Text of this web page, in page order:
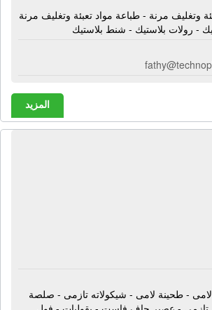
وتغليف مرنة - طباعة مواد تعبئة وتغليف مرنة
- رولات بلاستيك - شنط بلاستيك
المزيد
لامى - طحينة لامى - شيكولاته تازمى - صلصة